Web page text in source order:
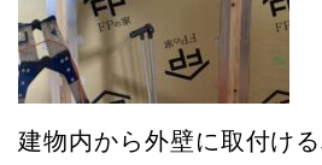
建物内から外壁に取付け